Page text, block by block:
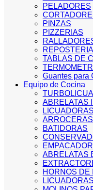
PELADORES
PINZAS
PIZZERIAS
REPOSTERIA
TABLAS DE
Guantes para
Equipo de Cocina
ABRELATAS
ARROCERAS
BATIDORAS
ABRELATAS
HORNOS DE
LICUADORAS